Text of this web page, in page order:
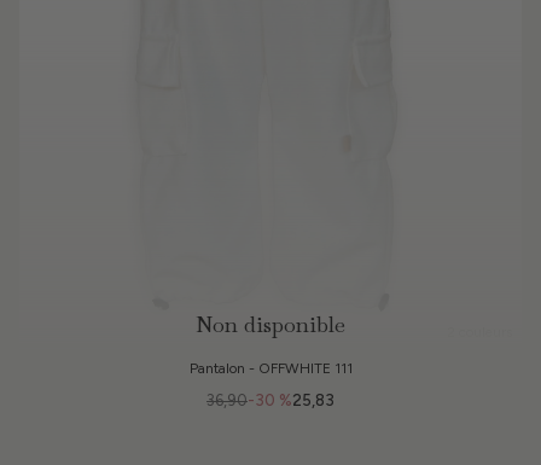
Non disponible
Pantalon - OFFWHITE 111
-30 %
36,90 25,83